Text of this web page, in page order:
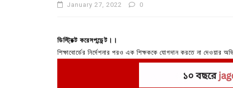
January 27, 2022 0
ডিস্ট্রিক্ট করেসপন্ডেন্ট।।
শিক্ষাবোর্ডের নির্দেশনার পরও এক শিক্ষককে যোগদান করতে না
বের করে দেন অধ্যক্ষ। কুমিল্লার ব্রাহ্মণপাড়ার গোপালনগর আদর্শ